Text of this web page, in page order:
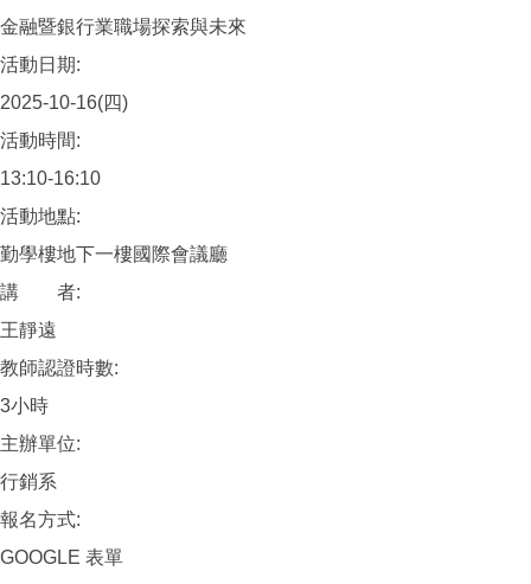
金融暨銀行業職場探索與未來
活動日期:
2025-10-16(四)
活動時間:
13:10-16:10
活動地點:
勤學樓地下一樓國際會議廳
講 者:
王靜遠
教師認證時數:
3小時
主辦單位:
行銷系
報名方式:
GOOGLE 表單